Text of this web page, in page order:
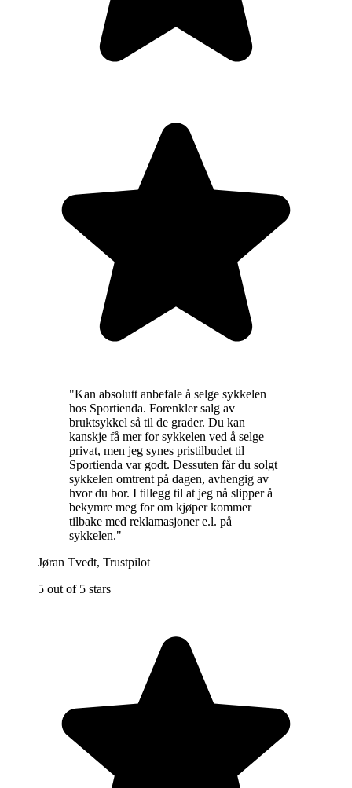
"Kan absolutt anbefale å selge sykkelen
hos Sportienda. Forenkler salg av
bruktsykkel så til de grader. Du kan
kanskje få mer for sykkelen ved å selge
privat, men jeg synes pristilbudet til
Sportienda var godt. Dessuten får du solgt
sykkelen omtrent på dagen, avhengig av
hvor du bor. I tillegg til at jeg nå slipper å
bekymre meg for om kjøper kommer
tilbake med reklamasjoner e.l. på
sykkelen."
Jøran Tvedt, Trustpilot
5 out of 5 stars